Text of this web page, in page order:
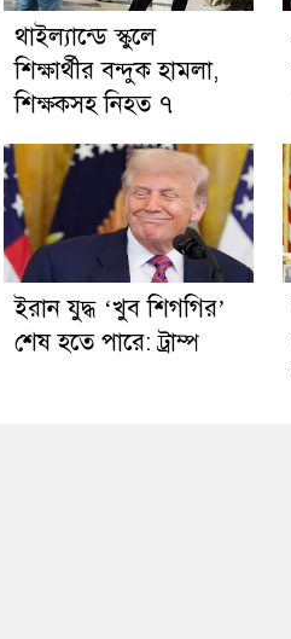
থাইল্যান্ডে স্কুলে
শিক্ষার্থীর বন্দুক হামলা,
শিক্ষকসহ নিহত ৭
ইরান যুদ্ধ ‘খুব শিগগির’
শেষ হতে পারে: ট্রাম্প